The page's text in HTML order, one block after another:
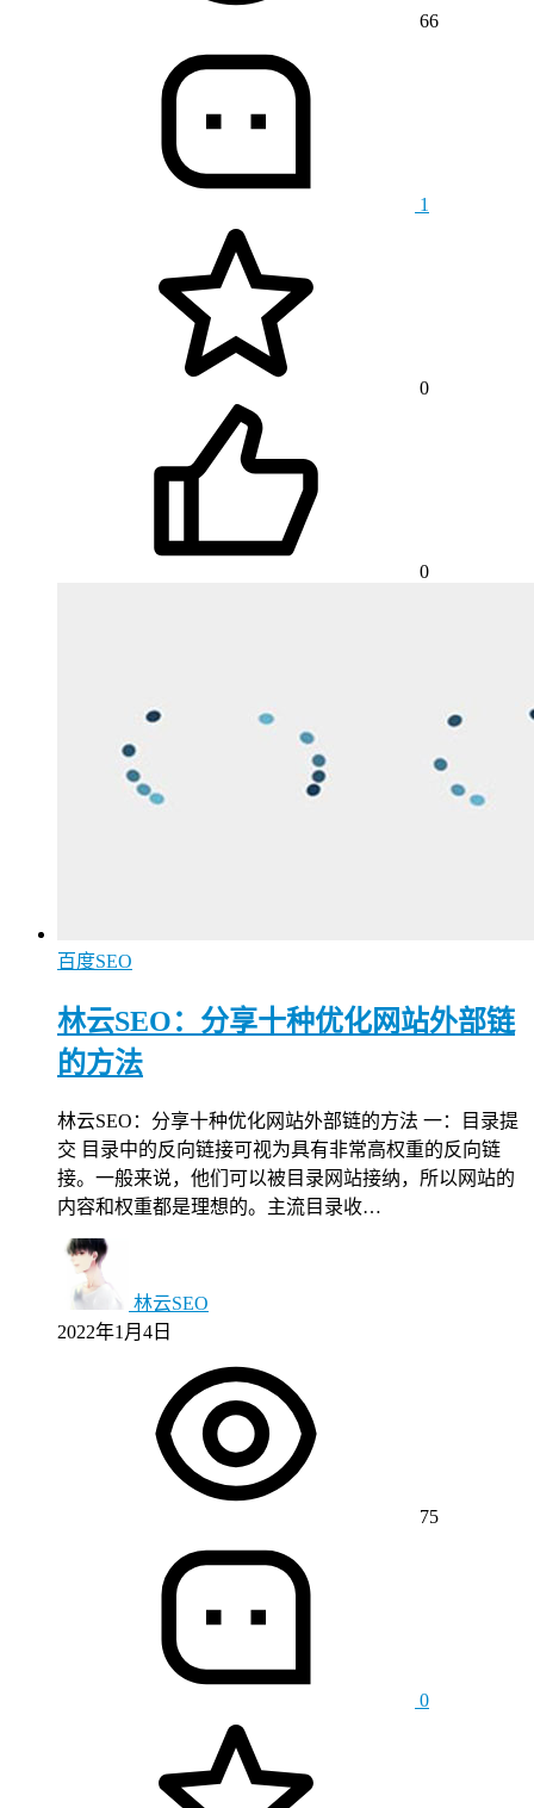
66
1
0
0
百度SEO
林云SEO：分享十种优化网站外部链
的方法
林云SEO：分享十种优化网站外部链的方法 一：目录提
交 目录中的反向链接可视为具有非常高权重的反向链
接。一般来说，他们可以被目录网站接纳，所以网站的
内容和权重都是理想的。主流目录收…
林云SEO
2022年1月4日
75
0